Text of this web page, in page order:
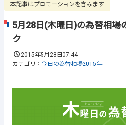
本記事はプロモーションを含みます
5月28日(木曜日)の為替相場
ク
2015年5月28日07:44
カテゴリ： 今日の為替相場2015年